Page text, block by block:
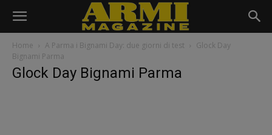
Home A Parma i Bignami Day: due giorni di test
Glock Day
Bignami Parma
Glock Day Bignami Parma